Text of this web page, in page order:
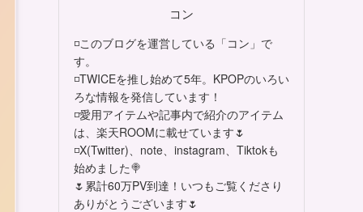
コン
◽このブログを運営している「コン」で
す。
◽TWICEを推し始めて5年。KPOPのいろい
ろな情報を発信しています！
◽愛用アイテムや記事内で紹介のアイテム
は、楽天ROOMに載せています🌷
◽X(Twitter)、note、instagram、Tiktokも
始めました🍭
🌷累計60万PV到達！いつもご覧くださり
ありがとうございます🌷